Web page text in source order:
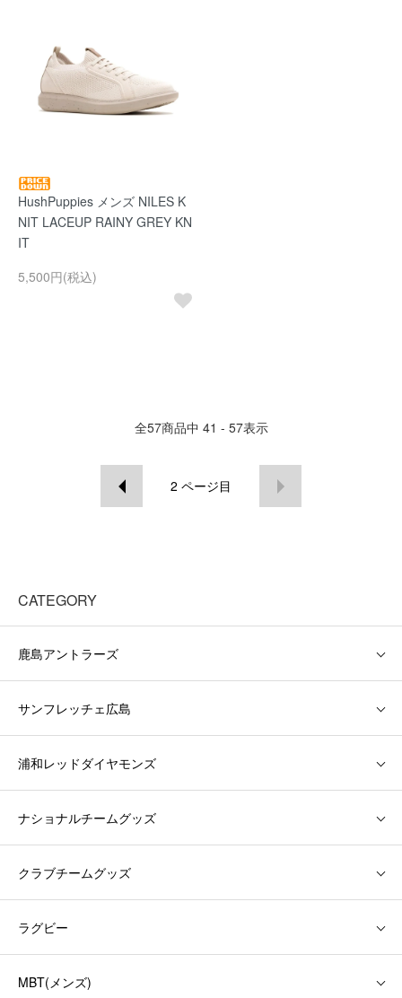
HushPuppies メンズ NILES K
NIT LACEUP RAINY GREY KN
IT
5,500円(税込)
全57商品中 41 - 57表示
2 ページ目
CATEGORY
鹿島アントラーズ
サンフレッチェ広島
浦和レッドダイヤモンズ
ナショナルチームグッズ
クラブチームグッズ
ラグビー
MBT(メンズ)